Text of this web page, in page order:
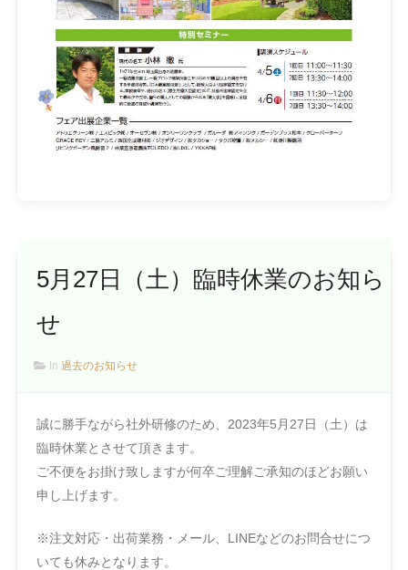
5月27日（土）臨時休業のお知ら
せ
In 過去のお知らせ
誠に勝手ながら社外研修のため、2023年5月27日（土）は
臨時休業とさせて頂きます。
ご不便をお掛け致しますが何卒ご理解ご承知のほどお願い
申し上げます。
※注文対応・出荷業務・メール、LINEなどのお問合せにつ
いても休みとなります。